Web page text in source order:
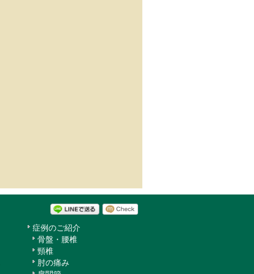
症例のご紹介
骨盤・腰椎
頸椎
肘の痛み